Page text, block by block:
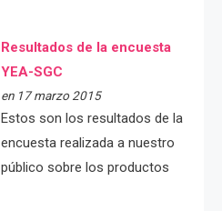
Resultados de la encuesta
YEA-SGC
en 17 marzo 2015
Estos son los resultados de la
encuesta realizada a nuestro
público sobre los productos